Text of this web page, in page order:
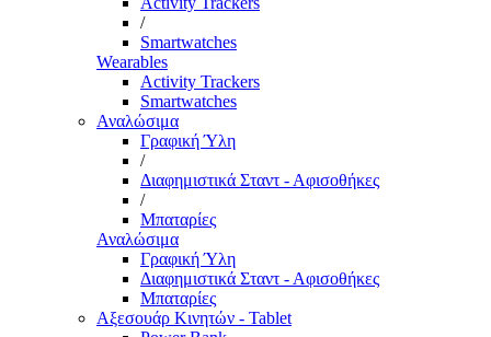
/
Smartwatches
Wearables
Activity Trackers
Smartwatches
Αναλώσιμα
Γραφική Ύλη
/
Διαφημιστικά Σταντ - Αφισοθήκες
/
Μπαταρίες
Αναλώσιμα
Γραφική Ύλη
Διαφημιστικά Σταντ - Αφισοθήκες
Μπαταρίες
Αξεσουάρ Κινητών - Tablet